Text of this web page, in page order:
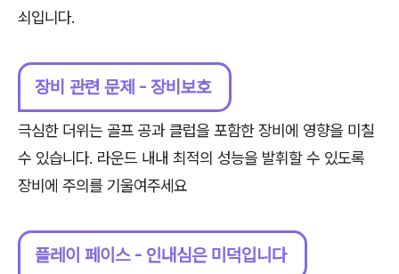
쇠입니다.
장비 관련 문제 - 장비보호
극심한 더위는 골프 공과 클럽을 포함한 장비에 영향을 미칠
수 있습니다. 라운드 내내 최적의 성능을 발휘할 수 있도록
장비에 주의를 기울여주세요
플레이 페이스 - 인내심은 미덕입니다